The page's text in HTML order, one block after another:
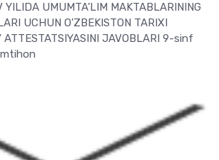
UMUMTA’LIM MAKTABLARINING
UCHUN O'ZBEKISTON TARIXI
ATTESTATSIYASINI JAVOBLARI 9-sinf